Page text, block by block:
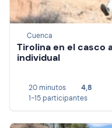
Cuenca
Tirolina en el casco
individual
20 minutos
4,8
1-15 participantes